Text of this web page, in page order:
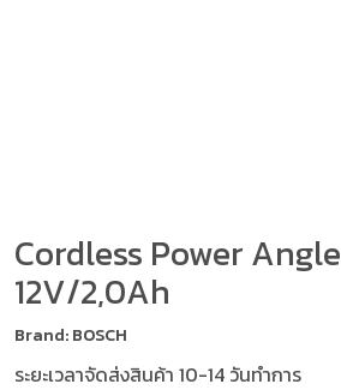
Cordless Power
12V/2,0Ah
Brand: BOSCH
ระยะเวลาจัดส่งสินค้า 10-14 วันทำการ